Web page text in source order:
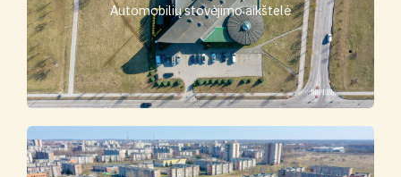
Automobilių stovėjimo aikštelė